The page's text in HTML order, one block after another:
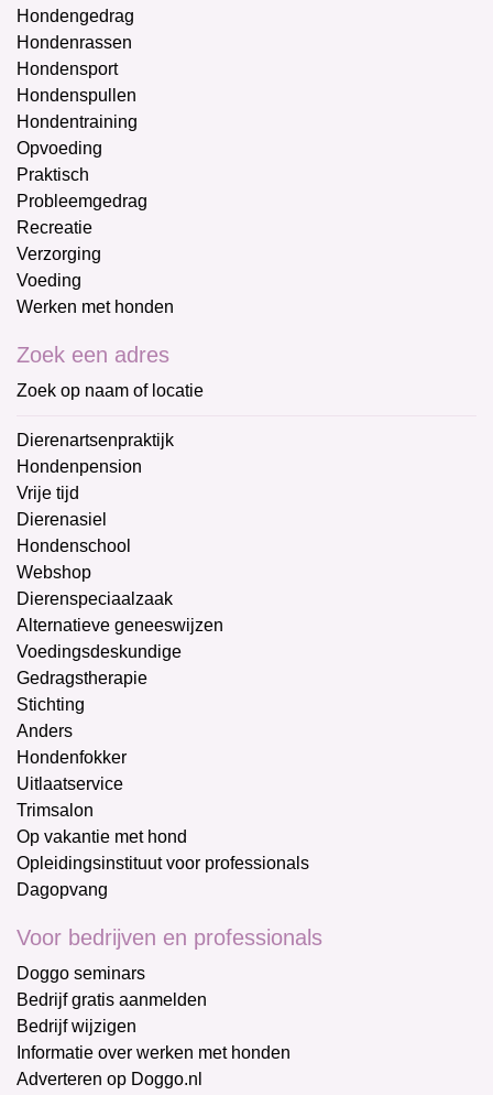
Hondengedrag
Hondenrassen
Hondensport
Hondenspullen
Hondentraining
Opvoeding
Praktisch
Probleemgedrag
Recreatie
Verzorging
Voeding
Werken met honden
Zoek een adres
Zoek op naam of locatie
Dierenartsenpraktijk
Hondenpension
Vrije tijd
Dierenasiel
Hondenschool
Webshop
Dierenspeciaalzaak
Alternatieve geneeswijzen
Voedingsdeskundige
Gedragstherapie
Stichting
Anders
Hondenfokker
Uitlaatservice
Trimsalon
Op vakantie met hond
Opleidingsinstituut voor professionals
Dagopvang
Voor bedrijven en professionals
Doggo seminars
Bedrijf gratis aanmelden
Bedrijf wijzigen
Informatie over werken met honden
Adverteren op Doggo.nl